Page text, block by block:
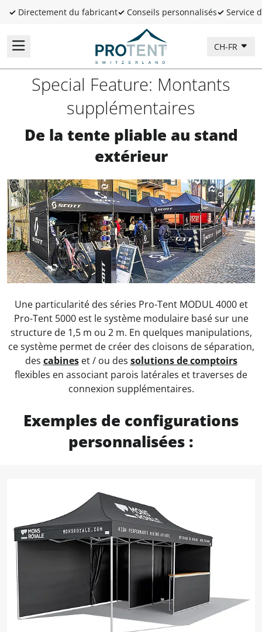
✓ Directement du fabricant✓ Conseils personnalisés✓ Service
CH-FR
Special Feature: Montants
supplémentaires
De la tente pliable au stand
extérieur
Une particularité des séries Pro-Tent MODUL 4000 et
Pro-Tent 5000 est le système modulaire basé sur une
structure de 1,5 m ou 2 m. En quelques manipulations,
ce système permet de créer des cloisons de séparation,
des cabineset / ou des solutions de comptoirs
flexibles en associant parois latérales et traverses de
connexion supplémentaires.
Exemples de configurations
personnalisées :